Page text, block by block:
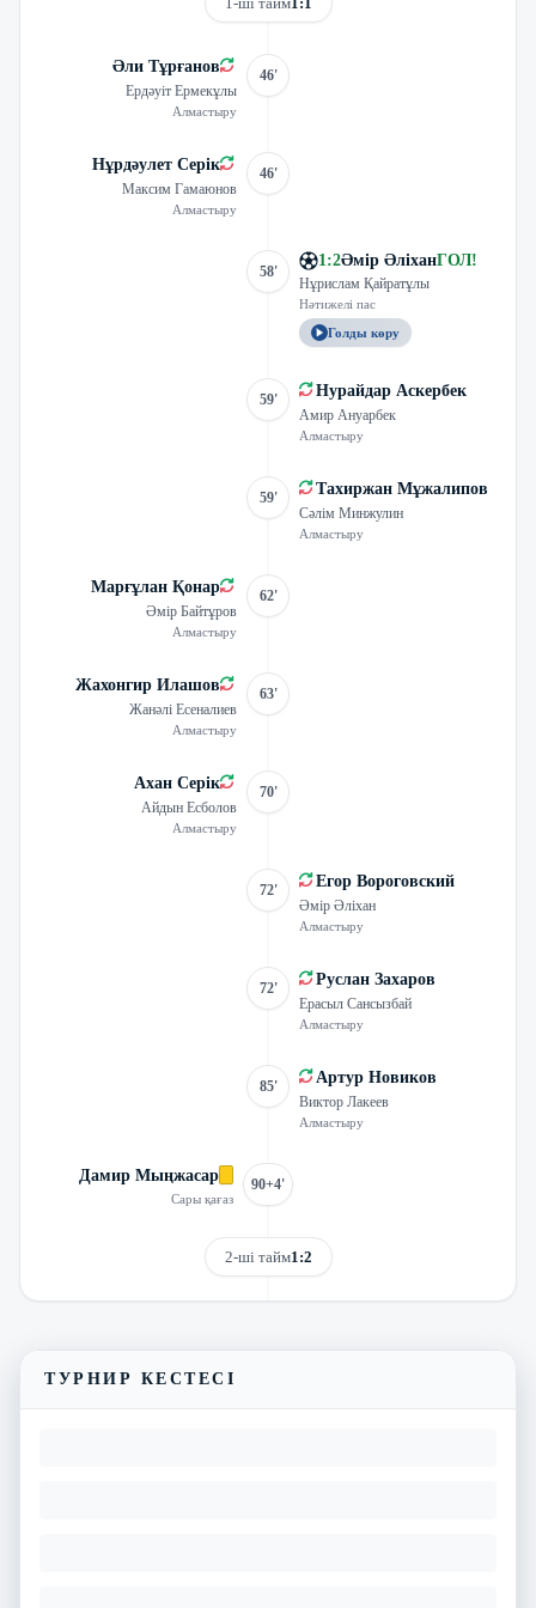
Әли Тұрғанов
Ердәуіт Ермекұлы
Алмастыру
46'
Нұрдәулет Серік
Максим Гамаюнов
Алмастыру
46'
58'
1:2Әмір ӘліханГОЛ!
Нұрислам Қайратұлы
Нәтижелі пас
Голды көру
59' Нурайдар Аскербек
Амир Ануарбек
Алмастыру
59' Тахиржан Мұжалипов
Сәлім Минжулин
Алмастыру
Марғұлан Қонар
Әмір Байтұров
Алмастыру
62'
Жахонгир Илашов
Жанәлі Есеналиев
Алмастыру
63'
Ахан Серік
Айдын Есболов
Алмастыру
70'
72' Егор Вороговский
Әмір Әліхан
Алмастыру
72' Руслан Захаров
Ерасыл Сансызбай
Алмастыру
85' Артур Новиков
Виктор Лакеев
Алмастыру
Дамир Мыңжасар
Сары қағаз
90+4'
2-ші тайм1:2
ТУРНИР КЕСТЕСІ